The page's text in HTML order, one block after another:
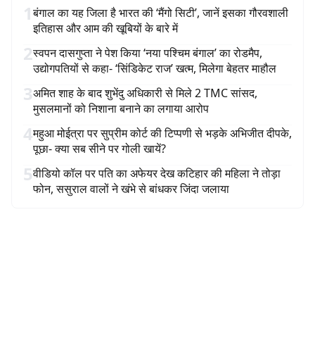
1बंगाल का यह जिला है भारत की ‘मैंगो सिटी’, जानें इसका गौरवशाली
इतिहास और आम की खूबियों के बारे में
2स्वपन दासगुप्ता ने पेश किया ‘नया पश्चिम बंगाल’ का रोडमैप,
उद्योगपतियों से कहा- ‘सिंडिकेट राज’ खत्म, मिलेगा बेहतर माहौल
3अमित शाह के बाद शुभेंदु अधिकारी से मिले 2 TMC सांसद,
मुसलमानों को निशाना बनाने का लगाया आरोप
4महुआ मोईत्रा पर सुप्रीम कोर्ट की टिप्पणी से भड़के अभिजीत दीपके,
पूछा- क्या सब सीने पर गोली खायें?
5वीडियो कॉल पर पति का अफेयर देख कटिहार की महिला ने तोड़ा
फोन, ससुराल वालों ने खंभे से बांधकर जिंदा जलाया